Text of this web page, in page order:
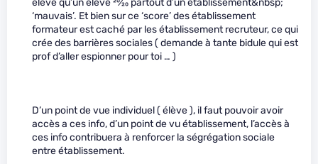
élevé qu’un élève20⁄20 partout d’un établissement&nbsp;
‘mauvais’. Et bien sur ce ‘score’ des établissement
formateur est caché par les établissement recruteur, ce qui
crée des barrières sociales ( demande à tante bidule qui est
prof d’aller espionner pour toi … )
D’un point de vue individuel ( élève ), il faut pouvoir avoir
accès a ces info, d’un point de vu établissement, l’accès à
ces info contribuera à renforcer la ségrégation sociale
entre établissement.